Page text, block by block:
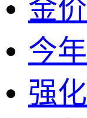
金
今
强